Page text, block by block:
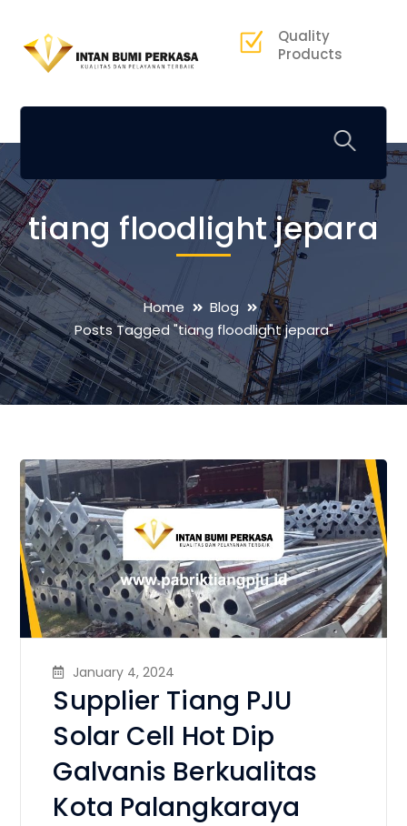
Quality
Products
tiang floodlight jepara
Home
Blog
Posts Tagged "tiang floodlight jepara"
January 4, 2024
Supplier Tiang PJU
Solar Cell Hot Dip
Galvanis Berkualitas
Kota Palangkaraya